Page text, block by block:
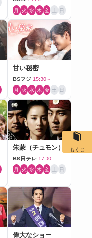
月 火 水 木 金 土 日
甘い秘密
BSフジ 15:30～
月 火 水 木 金 土 日
朱蒙（チュモン）
BS日テレ 17:00～
月 火 水 木 金 土 日
偉大なショー
もくじ